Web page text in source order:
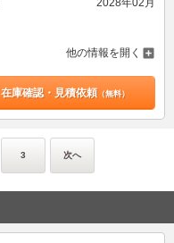
他の情報を開く
在庫確認・見積依頼（無料）
3 次へ